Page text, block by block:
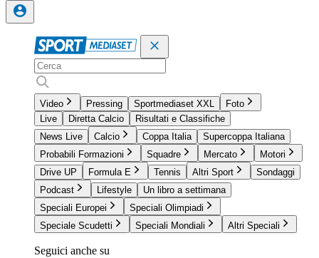
Video Pressing Sportmediaset XXL
Foto
Live
Diretta Calcio
Risultati e Classifiche
News Live
Calcio Coppa Italia
Supercoppa Italiana
Probabili Formazioni
Squadre Mercato
Motori
Drive UP
Formula E Tennis Altri Sport
Sondaggi
Podcast
Lifestyle
Un libro a settimana
Speciali Europei
Speciali Olimpiadi
Speciale Scudetti
Speciali Mondiali Altri Speciali
Seguici anche su